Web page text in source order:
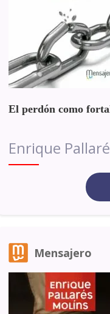
El perdón como
Enrique
Mensajero